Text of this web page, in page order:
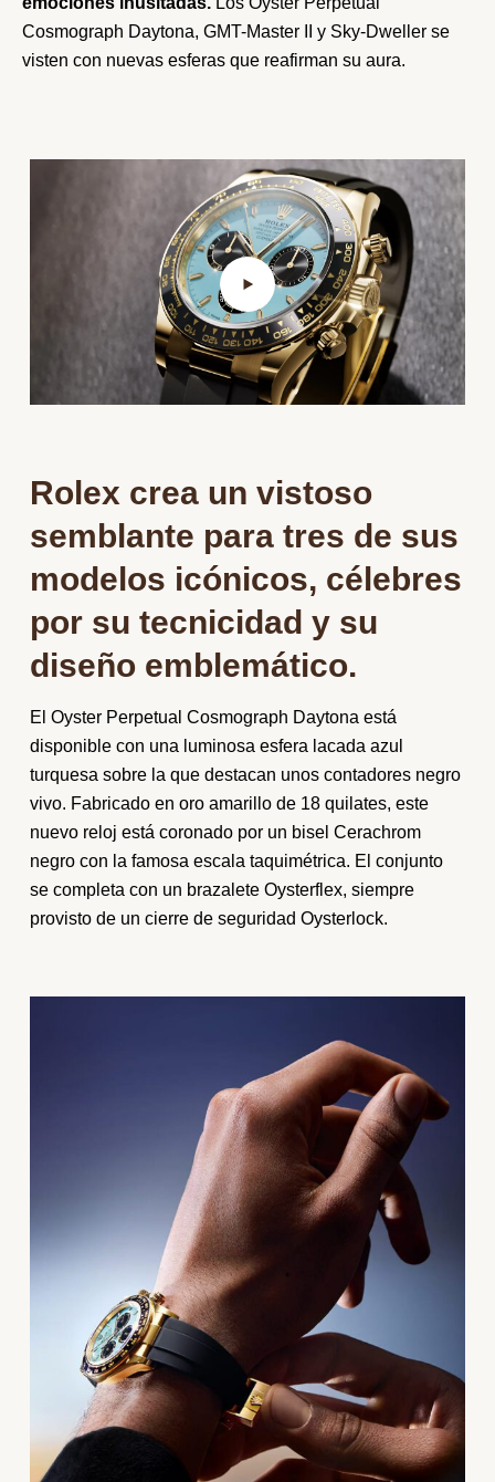
Cosmograph Daytona, GMT-Master II y Sky-Dweller se
visten con nuevas esferas que reafirman su aura.
Rolex crea un vistoso
semblante para tres de sus
modelos icónicos, célebres
por su tecnicidad y su
diseño emblemático.
El Oyster Perpetual Cosmograph Daytona está
disponible con una luminosa esfera lacada azul
turquesa sobre la que destacan unos contadores negro
vivo. Fabricado en oro amarillo de 18 quilates, este
nuevo reloj está coronado por un bisel Cerachrom
negro con la famosa escala taquimétrica. El conjunto
se completa con un brazalete Oysterflex, siempre
provisto de un cierre de seguridad Oysterlock.